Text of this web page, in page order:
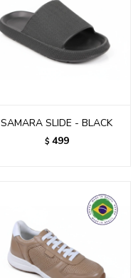
SAMARA SLIDE - BLACK
$ 499